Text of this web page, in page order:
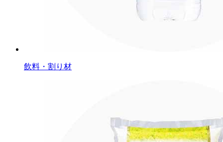
飲料・割り材